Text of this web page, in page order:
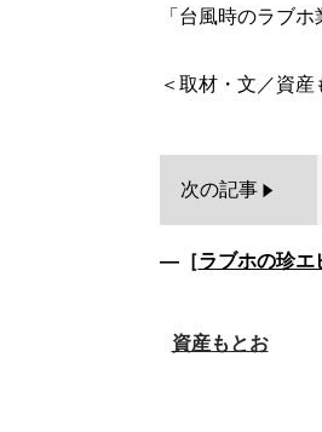
「台風時のラブ
次の記事
―［ラブホの珍エ
資産もとお